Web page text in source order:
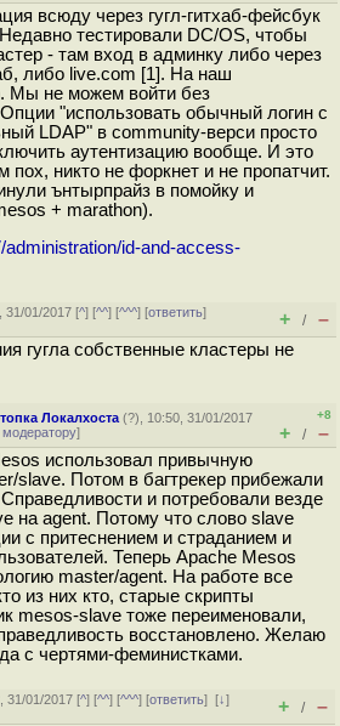
всюду через гугл-гитхаб-фейсбук
Недавно тестировали DC/OS, чтобы
- там вход в админку либо через
либо live.com [1]. На наш
Мы не можем войти без
Опции "использовать обычный логин с
LDAP" в community-верси просто
аутентизацию вообще. И это
никто не форкнет и не пропатчит.
ънтырпрайз в помойку и
+ marathon).
administration/id-and-access-
31/01/2017 [^] [^^] [^^^] [ответить]
+ / –
гугла собственные кластеры не
Локалхоста (?), 10:50, 31/01/2017
модератору]
+8
+ / –
использовал привычную
slave. Потом в багтрекер прибежали
и потребовали везде
на agent. Потому что слово slave
с притеснением и страданием и
Теперь Apache Mesos
master/agent. На работе все
из них кто, старые скрипты
mesos-slave тоже переименовали,
восстановлено. Желаю
с чертями-феминистками.
31/01/2017 [^] [^^] [^^^] [ответить][↓]
+ / –